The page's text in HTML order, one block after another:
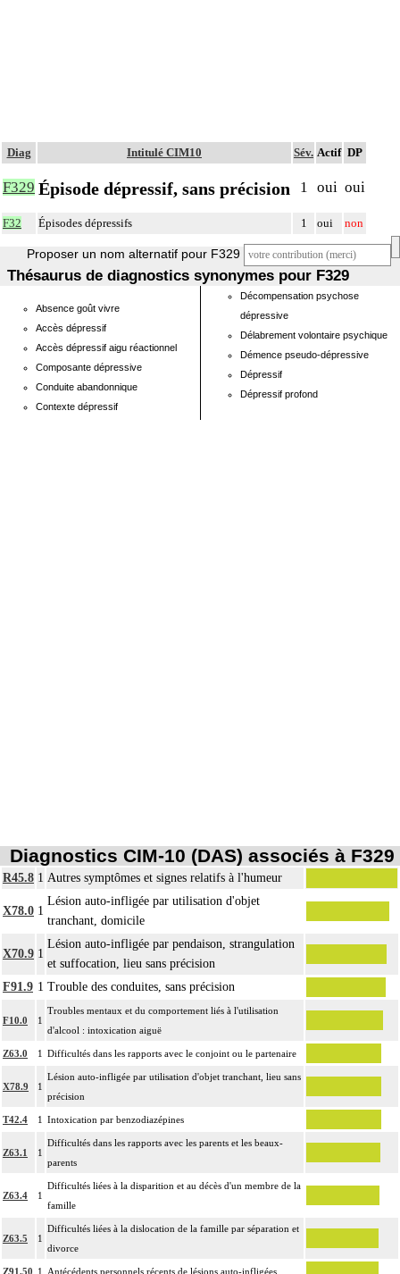
Diag Intitulé CIM10 Sév. Actif DP
F329 Épisode dépressif, sans précision 1 oui oui
F32 Épisodes dépressifs 1 oui non
Proposer un nom alternatif pour F329
Thésaurus de diagnostics synonymes pour F329
Absence goût vivre
Accès dépressif
Accès dépressif aigu réactionnel
Composante dépressive
Conduite abandonnique
Contexte dépressif
Décompensation psychose
dépressive
Délabrement volontaire psychique
Démence pseudo-dépressive
Dépressif
Dépressif profond
Diagnostics CIM-10 (DAS) associés à F329
R45.8 1 Autres symptômes et signes relatifs à l'humeur
X78.0 1
Lésion auto-infligée par utilisation d'objet
tranchant, domicile
X70.9 1
Lésion auto-infligée par pendaison, strangulation
et suffocation, lieu sans précision
F91.9 1 Trouble des conduites, sans précision
F10.0 1
Troubles mentaux et du comportement liés à l'utilisation
d'alcool : intoxication aiguë
Z63.0 1 Difficultés dans les rapports avec le conjoint ou le partenaire
X78.9 1
Lésion auto-infligée par utilisation d'objet tranchant, lieu sans
précision
T42.4 1 Intoxication par benzodiazépines
Z63.1 1
Difficultés dans les rapports avec les parents et les beaux-
parents
Z63.4 1
Difficultés liées à la disparition et au décès d'un membre de la
famille
Z63.5 1
Difficultés liées à la dislocation de la famille par séparation et
divorce
Z91.50 1 Antécédents personnels récents de lésions auto-infligées